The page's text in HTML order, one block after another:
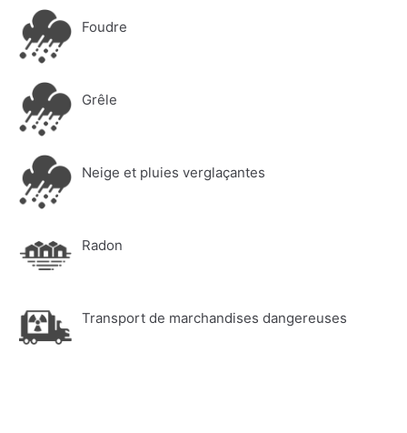
Foudre
Grêle
Neige et pluies verglaçantes
Radon
Transport de marchandises dangereuses